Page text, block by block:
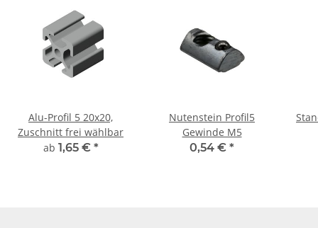
Alu-Profil 5 20x20,
Zuschnitt frei wählbar
ab 1,65 € *
Nutenstein Profil5
Gewinde M5
0,54 € *